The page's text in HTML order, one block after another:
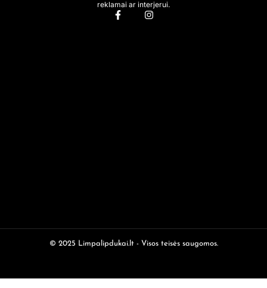
reklamai ar interjerui.
© 2025 Limpalipdukai.lt - Visos teisės saugomos.